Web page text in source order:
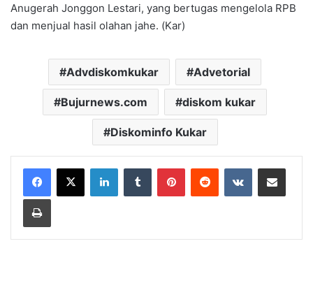
Anugerah Jonggon Lestari, yang bertugas mengelola RPB
dan menjual hasil olahan jahe. (Kar)
Advdiskomkukar Advetorial
Bujurnews.com diskom kukar
Diskominfo Kukar
LinkedInTumblr PinterestReddit VKontakteShare via Email
Print